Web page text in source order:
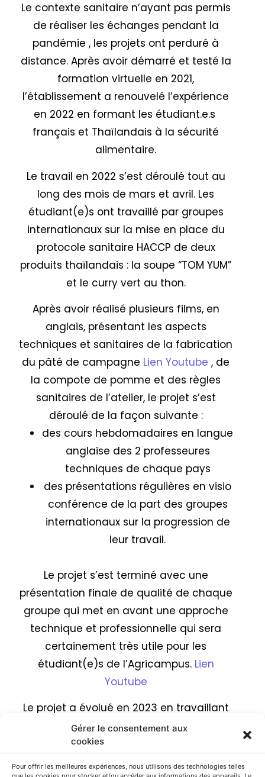
Gérer le consentement aux
cookies
Pour offrir les meilleures expériences, nous utilisons des technologies telles
Le contexte sanitaire n’ayant pas permis
de réaliser les échanges pendant la
pandémie , les projets ont perduré à
distance. Après avoir démarré et testé la
formation virtuelle en 2021,
l’établissement a renouvelé l’expérience
en 2022 en formant les étudiant.e.s
français et Thaïlandais à la sécurité
alimentaire.
Le travail en 2022 s’est déroulé tout au
long des mois de mars et avril. Les
étudiant(e)s ont travaillé par groupes
internationaux sur la mise en place du
protocole sanitaire HACCP de deux
produits thaïlandais : la soupe “TOM YUM”
et le curry vert au thon.
Après avoir réalisé plusieurs films, en
anglais, présentant les aspects
techniques et sanitaires de la fabrication
du pâté de campagne Lien Youtube , de
la compote de pomme et des règles
sanitaires de l’atelier, le projet s’est
déroulé de la façon suivante :
des cours hebdomadaires en langue
anglaise des 2 professeures
techniques de chaque pays
des présentations régulières en visio
conférence de la part des groupes
internationaux sur la progression de
leur travail.
Le projet s’est terminé avec une
présentation finale de qualité de chaque
groupe qui met en avant une approche
technique et professionnelle qui sera
certainement très utile pour les
étudiant(e)s de l’Agricampus. Lien
Youtube
Le projet a évolué en 2023 en travaillant
sur la fabrication du foie gras et de
l’ananas en sirop et en intégrant 2
étudiantes indiennes en stage sur